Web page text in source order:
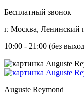
Бесплатный звонок
г. Москва, Ленинский
10:00 - 21:00 (без
Auguste Reymond